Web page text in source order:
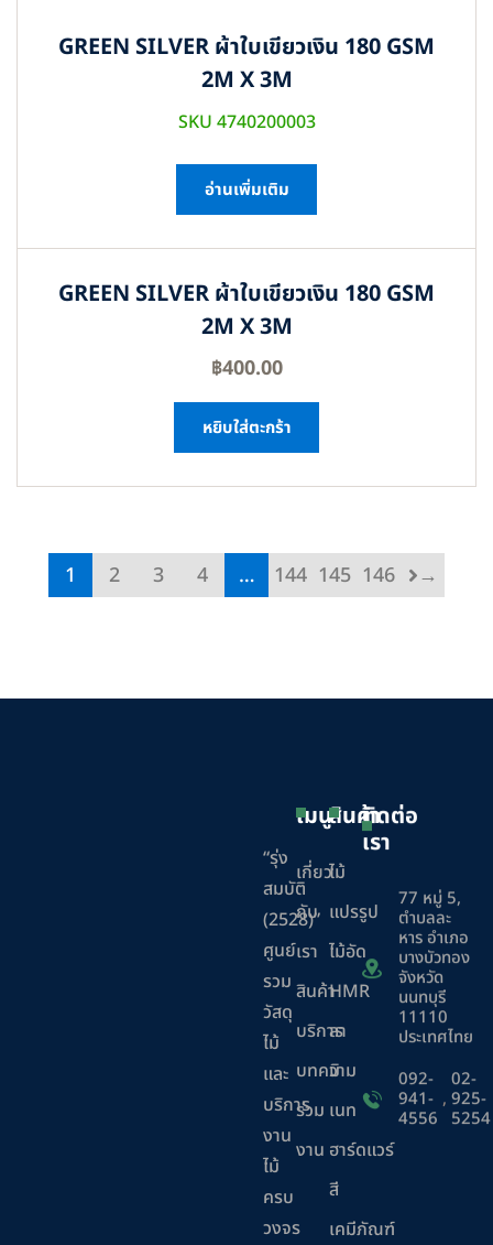
GREEN SILVER ผ้าใบเขียวเงิน 180 GSM
2M X 3M
SKU 4740200003
อ่านเพิ่มเติม
GREEN SILVER ผ้าใบเขียวเงิน 180 GSM
2M X 3M
฿400.00
หยิบใส่ตะกร้า
1 2 3 4 … 144 145 146 →
“รุ่ง
สมบัติ
(2528)”
ศูนย์
รวม
วัสดุ
ไม้
และ
บริการ
งาน
ไม้
ครบ
วงจร
เมนู
เกี่ยว
กับ
เรา
สินค้า
บริการ
บทความ
ร่วม
งาน
สินค้า
ไม้
แปรรูป
ไม้อัด
HMR
ลา
มิ
เนท
ฮาร์ดแวร์
สี
เคมีภัณฑ์
ติดต่อ
เรา
77 หมู่ 5,
ตำบลละ
หาร อำเภอ
บางบัวทอง
จังหวัด
นนทบุรี
11110
ประเทศไทย
092-
941-
4556
,
02-
925-
5254